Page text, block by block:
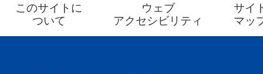
このサイトに
ついて
ウェブ
アクセシビリティ
サイ
マッ